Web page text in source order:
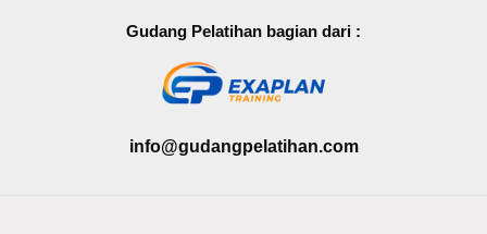
Gudang Pelatihan bagian dari :
info@gudangpelatihan.com